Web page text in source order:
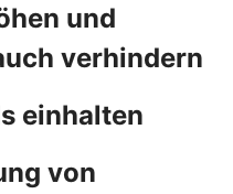
und
verhindern
einhalten
von